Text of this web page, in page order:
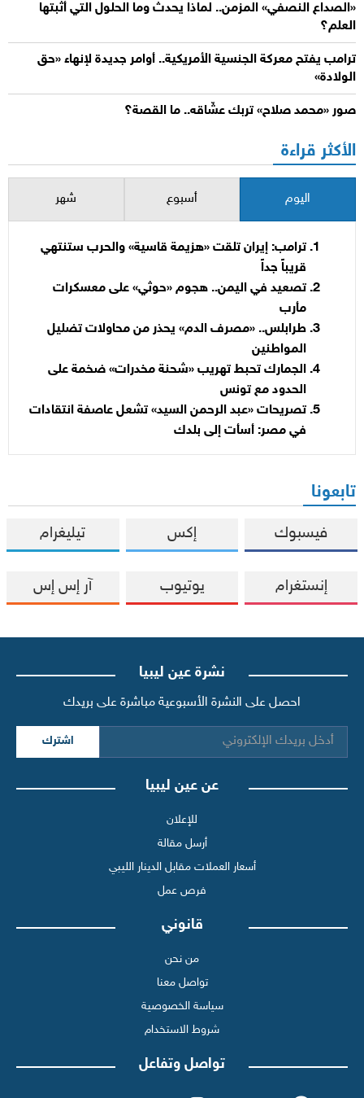
«الصداع النصفي» المزمن.. لماذا يحدث وما الحلول التي أثبتها
العلم؟
ترامب يفتح معركة الجنسية الأمريكية.. أوامر جديدة لإنهاء «حق
الولادة»
صور «محمد صلاح» تربك عشّاقه.. ما القصة؟
الأكثر قراءة
اليوم أسبوع شهر
ترامب: إيران تلقت «هزيمة قاسية» والحرب ستنتهي
قريباً جداً
تصعيد في اليمن.. هجوم «حوثي» على معسكرات
مأرب
طرابلس.. «مصرف الدم» يحذر من محاولات تضليل
المواطنين
الجمارك تحبط تهريب «شحنة مخدرات» ضخمة على
الحدود مع تونس
تصريحات «عبد الرحمن السيد» تشعل عاصفة انتقادات
في مصر: أسأت إلى بلدك
تابعونا
فيسبوك إكس تيليغرام
إنستغرام يوتيوب آر إس إس
نشرة عين ليبيا
احصل على النشرة الأسبوعية مباشرة على بريدك
اشترك
عن عين ليبيا
للإعلان
أرسل مقالة
أسعار العملات مقابل الدينار الليبي
فرص عمل
قانوني
من نحن
تواصل معنا
سياسة الخصوصية
شروط الاستخدام
تواصل وتفاعل